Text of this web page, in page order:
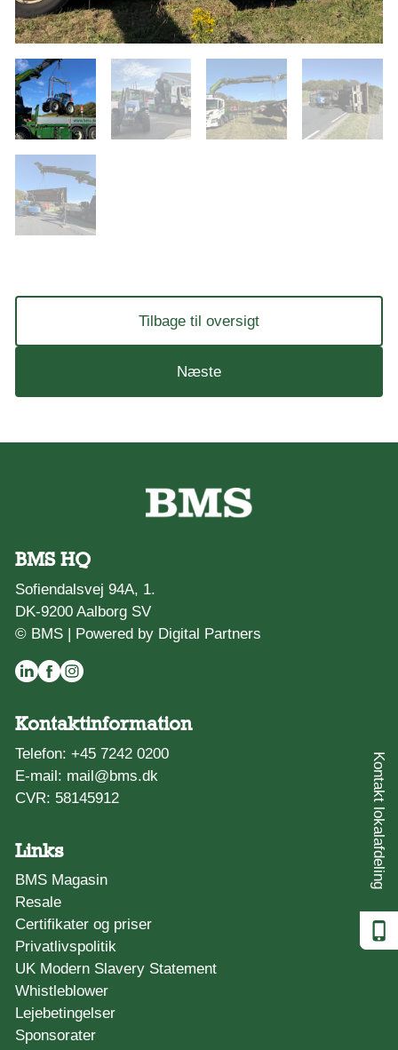
Kontakt lokalafdeling
Tilbage til oversigt
Næste
BMS HQ
Sofiendalsvej 94A, 1.
DK-9200 Aalborg SV
© BMS | Powered by Digital Partners
Kontaktinformation
Telefon:+45 7242 0200
E-mail: mail@bms.dk
CVR: 58145912
Links
BMS Magasin
Resale
Certifikater og priser
Privatlivspolitik
UK Modern Slavery Statement
Whistleblower
Lejebetingelser
Sponsorater